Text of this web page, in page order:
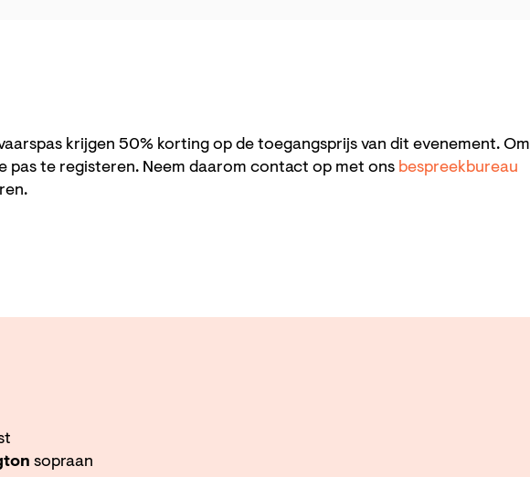
krijgen 50% korting op de toegangsprijs van dit evenement. Om
pas te registeren. Neem daarom contact op met ons bespreekbureau
sopraan